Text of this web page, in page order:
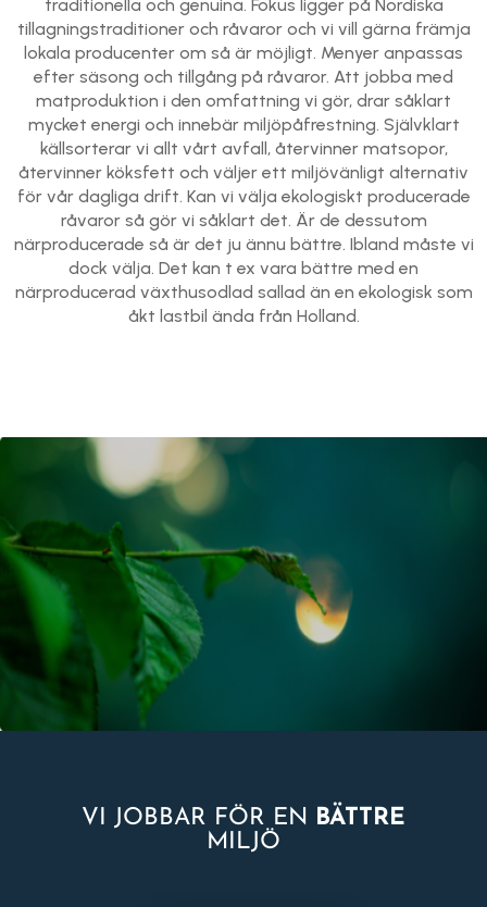
traditionella och genuina. Fokus ligger på Nordiska
tillagningstraditioner och råvaror och vi vill gärna främja
lokala producenter om så är möjligt. Menyer anpassas
efter säsong och tillgång på råvaror. Att jobba med
matproduktion i den omfattning vi gör, drar såklart
mycket energi och innebär miljöpåfrestning. Självklart
källsorterar vi allt vårt avfall, återvinner matsopor,
återvinner köksfett och väljer ett miljövänligt alternativ
för vår dagliga drift. Kan vi välja ekologiskt producerade
råvaror så gör vi såklart det. Är de dessutom
närproducerade så är det ju ännu bättre. Ibland måste vi
dock välja. Det kan t ex vara bättre med en
närproducerad växthusodlad sallad än en ekologisk som
åkt lastbil ända från Holland.
VI JOBBAR FÖR EN BÄTTRE
MILJÖ